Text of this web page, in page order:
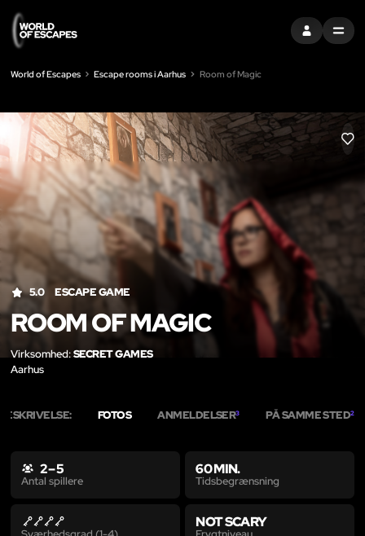
LOG INDMENU
World of Escapes Escape rooms i Aarhus Room of Magic
LIKE
5.0 ESCAPE GAME
ROOM OF MAGIC
Virksomhed:SECRET GAMES
Aarhus
FOTOS ANMELDELSER3 PÅ SAMME STED2
2 – 5
Antal spillere
60 MIN.
Tidsbegrænsning
NOT SCARY